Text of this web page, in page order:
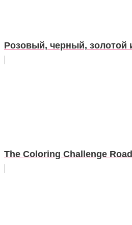
Розовый, черный,
The Coloring Challenge